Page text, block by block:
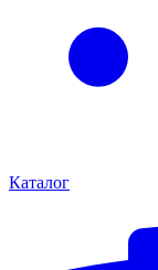
Каталог